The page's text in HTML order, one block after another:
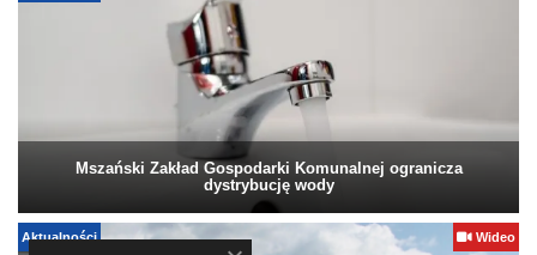
Mszański Zakład Gospodarki Komunalnej ogranicza
dystrybucję wody
Aktualności Wideo